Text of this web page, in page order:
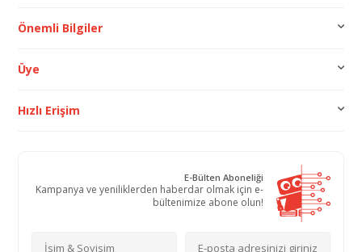
Önemli Bilgiler
Üye
Hızlı Erişim
E-Bülten Aboneliği
Kampanya ve yeniliklerden haberdar olmak için e-
bültenimize abone olun!